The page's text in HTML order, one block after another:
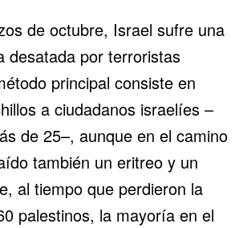
de octubre, Israel sufre una
desatada por terroristas
principal consiste en
a ciudadanos israelíes –
de 25–, aunque en el camino
también un eritreo y un
al tiempo que perdieron la
palestinos, la mayoría en el